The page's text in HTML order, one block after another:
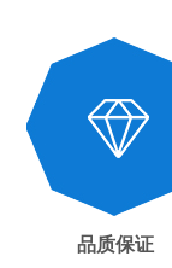
品质保证